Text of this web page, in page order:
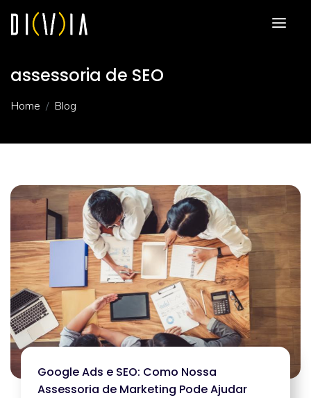
assessoria de SEO
Home Blog
Google Ads e SEO: Como Nossa
Assessoria de Marketing Pode Ajudar